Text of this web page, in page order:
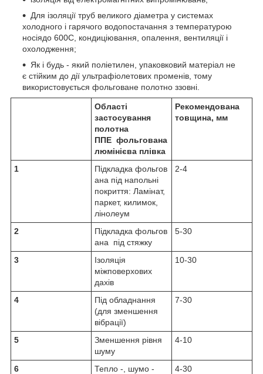
Для ізоляції труб великого діаметра у системах
холодного і гарячого водопостачання з температурою
носіядо 600С, кондиціювання, опалення, вентиляції і
охолодження;
Як і будь - який поліетилен, упаковковий матеріал не
є стійким до дії ультрафіолетових променів, тому
використовується фольговане полотно ззовні.
Області
застосування
полотна
ППЕ фольгована
люмінієва плівка
Рекомендована
товщина, мм
1
Підкладка фольгов
ана під напольні
покриття: Ламінат,
паркет, килимок,
лінолеум
2-4
2
Підкладка фольгов
ана під стяжку
5-30
3
Ізоляція
міжповерхових
дахів
10-30
4
Під обладнання
(для зменшення
вібрації)
7-30
5
Зменшення рівня
шуму
4-10
6
Тепло -, шумо -
4-30